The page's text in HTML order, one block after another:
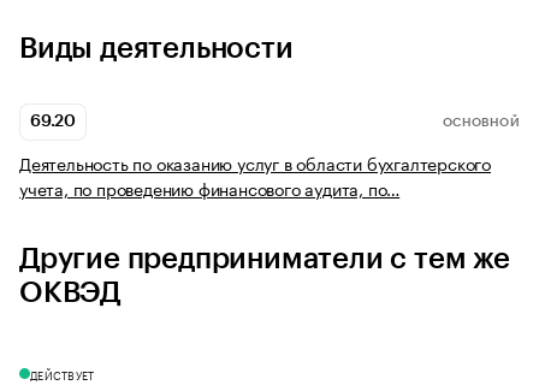
Виды деятельности
69.20 ОСНОВНОЙ
Деятельность по оказанию услуг в области бухгалтерского
учета, по проведению финансового аудита, по…
Другие предприниматели с тем же
ОКВЭД
ДЕЙСТВУЕТ